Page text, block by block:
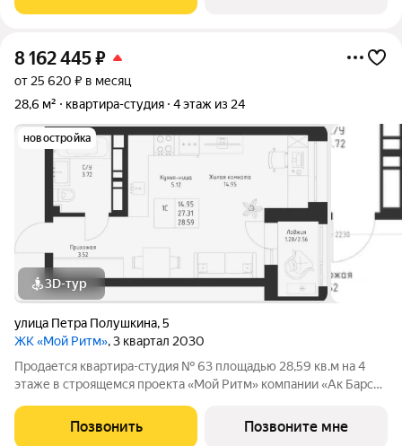
города. Проект признан
8 162 445₽
от 25 620 ₽ в месяц
28,6 м²
квартира-студия 4 этаж из 24
новостройка
3D-тур
улица Петра Полушкина,5
ЖК «Мой Ритм», 3 квартал 2030
Продается квартира-студия № 63 площадью 28,59 кв.м на 4
этаже в строящемся проекта «Мой Ритм» компании «Ак Барс
стандарт динамичной жизни Казани. Точка притяжения сердца
города. Проект признан
Позвонить Позвоните мне